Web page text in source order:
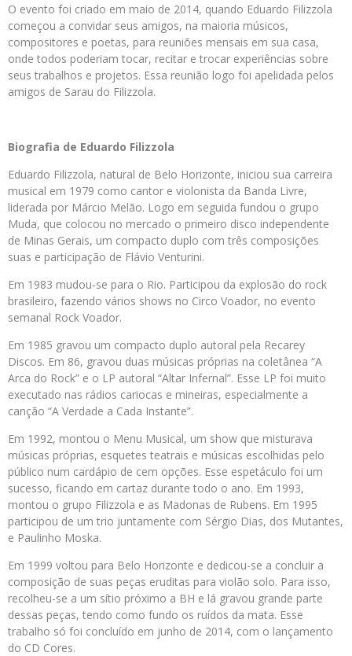
O evento foi criado em maio de 2014, quando Eduardo Filizzola
começou a convidar seus amigos, na maioria músicos,
compositores e poetas, para reuniões mensais em sua casa,
onde todos poderiam tocar, recitar e trocar experiências sobre
seus trabalhos e projetos. Essa reunião logo foi apelidada pelos
amigos de Sarau do Filizzola.
Biografia de Eduardo Filizzola
Eduardo Filizzola, natural de Belo Horizonte, iniciou sua carreira
musical em 1979 como cantor e violonista da Banda Livre,
liderada por Márcio Melão. Logo em seguida fundou o grupo
Muda, que colocou no mercado o primeiro disco independente
de Minas Gerais, um compacto duplo com três composições
suas e participação de Flávio Venturini.
Em 1983 mudou-se para o Rio. Participou da explosão do rock
brasileiro, fazendo vários shows no Circo Voador, no evento
semanal Rock Voador.
Em 1985 gravou um compacto duplo autoral pela Recarey
Discos. Em 86, gravou duas músicas próprias na coletânea “A
Arca do Rock” e o LP autoral “Altar Infernal”. Esse LP foi muito
executado nas rádios cariocas e mineiras, especialmente a
canção “A Verdade a Cada Instante”.
Em 1992, montou o Menu Musical, um show que misturava
músicas próprias, esquetes teatrais e músicas escolhidas pelo
público num cardápio de cem opções. Esse espetáculo foi um
sucesso, ficando em cartaz durante todo o ano. Em 1993,
montou o grupo Filizzola e as Madonas de Rubens. Em 1995
participou de um trio juntamente com Sérgio Dias, dos Mutantes,
e Paulinho Moska.
Em 1999 voltou para Belo Horizonte e dedicou-se a concluir a
composição de suas peças eruditas para violão solo. Para isso,
recolheu-se a um sítio próximo a BH e lá gravou grande parte
dessas peças, tendo como fundo os ruídos da mata. Esse
trabalho só foi concluído em junho de 2014, com o lançamento
do CD Cores.